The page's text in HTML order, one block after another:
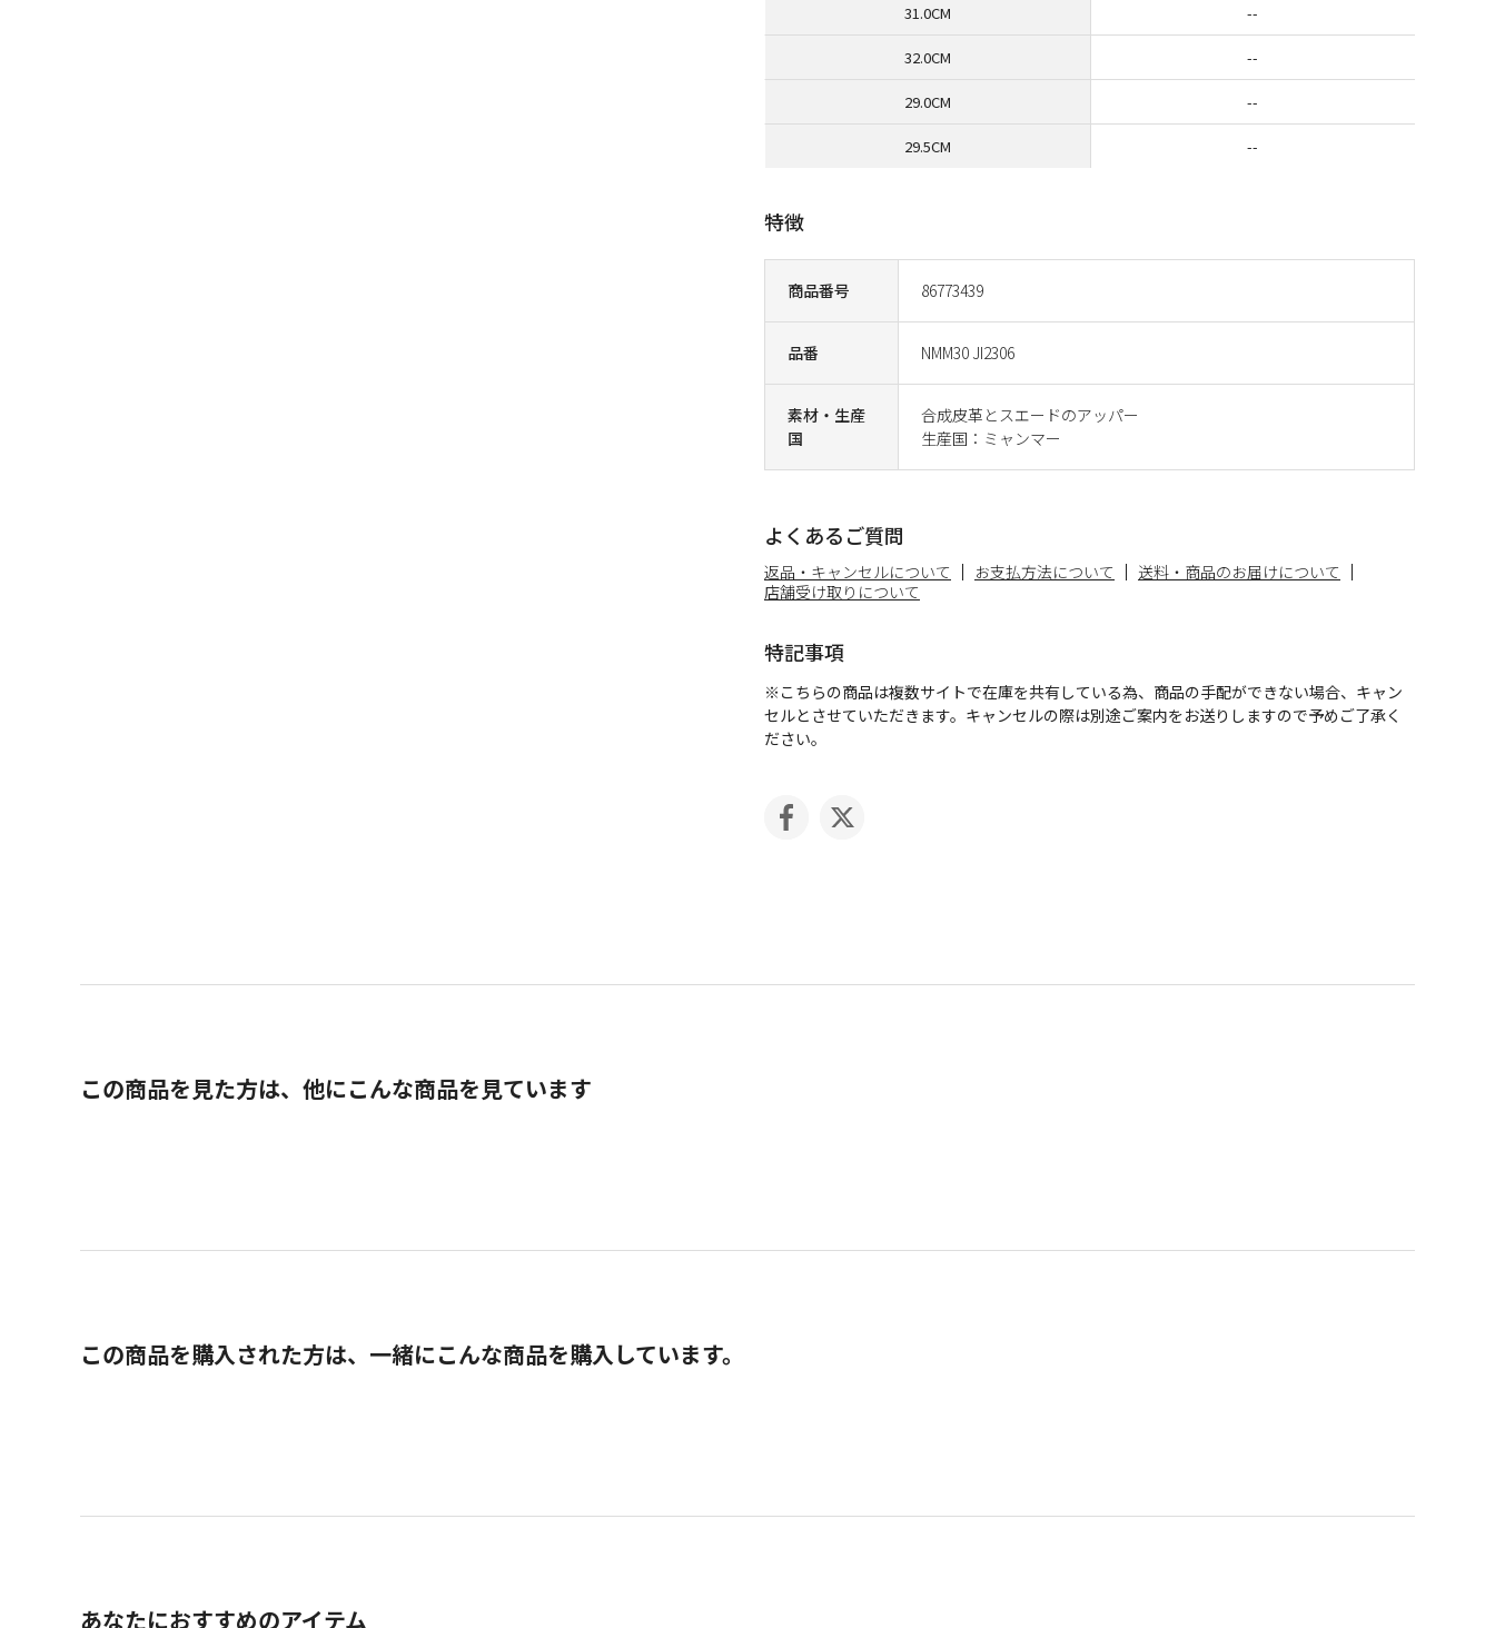
商品番号 86773439
品番 NMM30 JI2306
素材・生産
国
合成皮革とスエードのアッパー
生産国：ミャンマー
特徴
よくあるご質問
返品・キャンセルについて お支払方法について
送料・商品のお届けについて
店舗受け取りについて
特記事項
※こちらの商品は複数サイトで在庫を共有している為、商品の手配ができない場合、キャン
セルとさせていただきます。キャンセルの際は別途ご案内をお送りしますので予めご了承く
ださい。
31.0CM --
32.0CM --
29.0CM --
29.5CM --
この商品を見た方は、他にこんな商品を見ています
この商品を購入された方は、一緒にこんな商品を購入しています。
あなたにおすすめのアイテム